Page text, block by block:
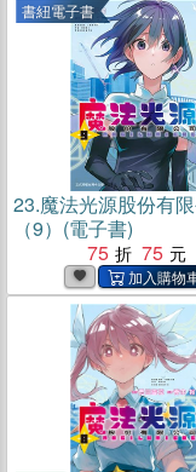
書紐電子書
23.魔法光源股份有
（9）(電子書)
75
75